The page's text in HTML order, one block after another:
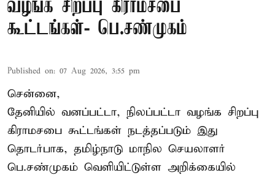
வழங்க சிறப்பு கிராமசபை
கூட்டங்கள்- பெ.சண்முகம்
Published on: 07 Aug 2026, 3:55 pm
சென்னை,
தேனியில் வனப்பட்டா, நிலப்பட்டா வழங்க சிறப்பு
கிராமசபை கூட்டங்கள் நடத்தப்படும் இது
தொடர்பாக, தமிழ்நாடு மாநில செயலாளர்
பெ.சண்முகம் வெளியிட்டுள்ள அறிக்கையில்